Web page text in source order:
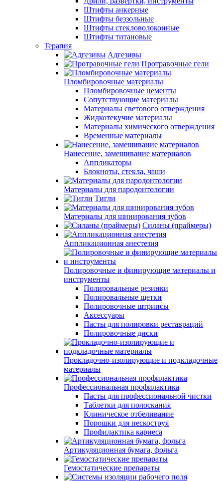
Штифты анкерные
Штифты беззольные
Штифты стекловолоконные
Штифты титановые
Терапия
Адгезивы
Протравочные гели
Пломбировочные материалы
Пломбировочные цементы
Сопутствующие материалы
Материалы светового отверждения
Жидкотекучие материалы
Материалы химического отверждения
Временные материалы
Нанесение, замешивание материалов
Аппликаторы
Блокноты, стекла, чаши
Материалы для пародонтологии
Тигли
Материалы для шинирования зубов
Силаны (праймеры)
Аппликационная анестезия
Полировочные и финирующие материалы и
инструменты
Полировальные резинки
Полировальные щетки
Полировочные штрипсы
Аксессуары
Пасты для полировки реставраций
Полировочные диски
Прокладочно-изолирующие и подкладочные
материалы
Профессиональная профилактика
Пасты для профессиональной чистки
Таблетки для полоскания
Клиническое отбеливание
Порошки для пескоструя
Профилактика кариеса
Артикуляционная бумага, фольга
Гемостатические препараты